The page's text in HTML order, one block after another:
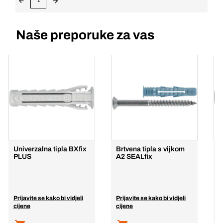
Naše preporuke za vas
Univerzalna tipla BXfix
PLUS
Prijavite se kako bi vidjeli
cijene
Brtvena tipla s vijkom
A2 SEALfix
Prijavite se kako bi vidjeli
cijene